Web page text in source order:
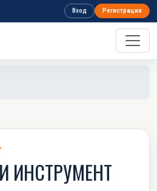
Вход Регистрация
ИНСТРУМЕНТ